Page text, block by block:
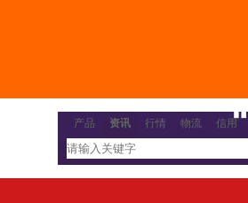
产品 资讯 行情 物流 信用